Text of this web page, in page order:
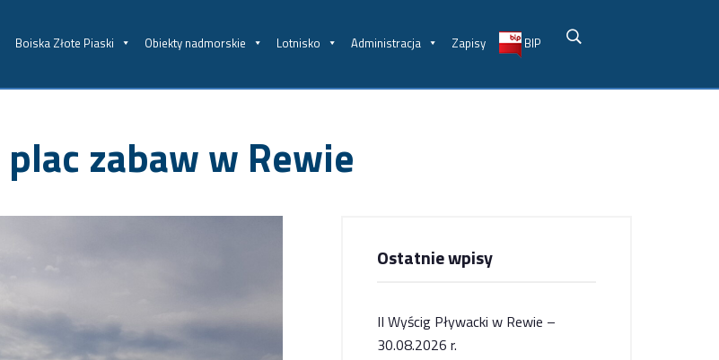
Boiska Złote Piaski Obiekty nadmorskie Lotnisko Administracja Zapisy BIP
zabaw w Rewie
Ostatnie wpisy
II Wyścig Pływacki w Rewie –
30.08.2026 r.